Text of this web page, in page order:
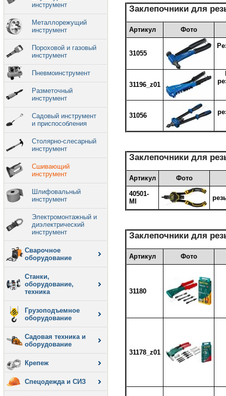
инструмент
Металлорежущий
инструмент
Пороховой и газовый
инструмент
Пневмоинструмент
Разметочный
инструмент
Садовый инструмент
и приспособления
Столярно-слесарный
инструмент
Сшивающий
инструмент
Шлифовальный
инструмент
Электромонтажный и
диэлектрический
инструмент
Сварочное
оборудование
Станки,
оборудование,
техника
Грузоподъемное
оборудование
Садовая техника и
оборудование
Крепеж
Спецодежда и СИЗ
Заклепочники для
Артикул Фото
31055
31196_z01
31056
Заклепочники для
Артикул Фото
40501-
MI
Заклепочники для
Артикул Фото
31180
31178_z01